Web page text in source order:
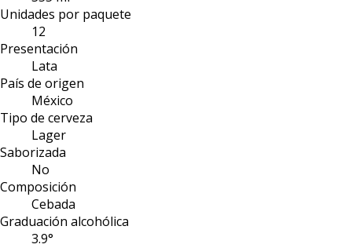
Unidades por paquete
12
Presentación
Lata
País de origen
México
Tipo de cerveza
Lager
Saborizada
No
Composición
Cebada
Graduación alcohólica
3.9°